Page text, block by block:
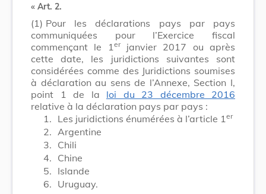
« Art. 2.
(1) Pour les déclarations pays par pays
communiquées pour l’Exercice fiscal
commençant le 1 erjanvier 2017 ou après
cette date, les juridictions suivantes sont
considérées comme des Juridictions soumises
à déclaration au sens de l’Annexe, Section I,
point 1 de la loi du 23 décembre 2016
relative à la déclaration pays par pays :
1. Les juridictions énumérées à l’article 1 er
2. Argentine
3. Chili
4. Chine
5. Islande
6. Uruguay.